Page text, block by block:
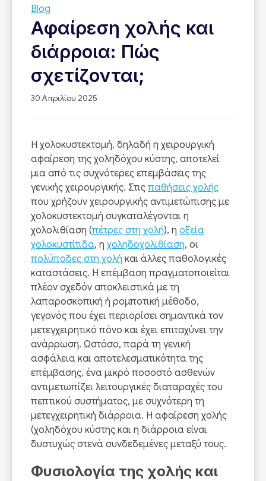
Blog
Αφαίρεση χολής και
διάρροια: Πώς
σχετίζονται;
30 Απριλίου 2025
Η χολοκυστεκτομή, δηλαδή η χειρουργική
αφαίρεση της χοληδόχου κύστης, αποτελεί
μια από τις συχνότερες επεμβάσεις της
γενικής χειρουργικής. Στις παθήσεις χολής
που χρήζουν χειρουργικής αντιμετώπισης με
χολοκυστεκτομή συγκαταλέγονται η
χολολιθίαση (πέτρες στη χολή), η οξεία
χολοκυστίτιδα, η χοληδοχολιθίαση, οι
πολύποδες στη χολή και άλλες παθολογικές
καταστάσεις. Η επέμβαση πραγματοποιείται
πλέον σχεδόν αποκλειστικά με τη
λαπαροσκοπική ή ρομποτική μέθοδο,
γεγονός που έχει περιορίσει σημαντικά τον
μετεγχειρητικό πόνο και έχει επιταχύνει την
ανάρρωση. Ωστόσο, παρά τη γενική
ασφάλεια και αποτελεσματικότητα της
επέμβασης, ένα μικρό ποσοστό ασθενών
αντιμετωπίζει λειτουργικές διαταραχές του
πεπτικού συστήματος, με συχνότερη τη
μετεγχειρητική διάρροια. Η αφαίρεση χολής
(χοληδόχου κύστης και η διάρροια είναι
δυστυχώς στενά συνδεδεμένες μεταξύ τους.
Φυσιολογία της χολής και